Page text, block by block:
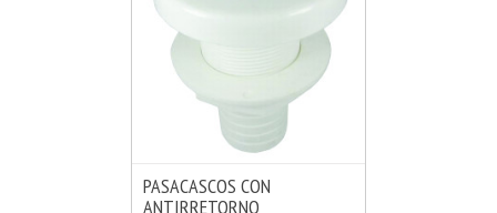
VER OPCIONES
PASACASCOS CON
ANTIRRETORNO